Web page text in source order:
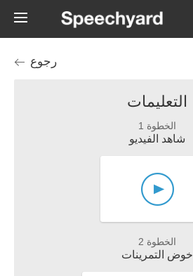
رجوع
التعليمات
الخطوة 1
شاهد الفيديو
الخطوة 2
خوض التمرينات